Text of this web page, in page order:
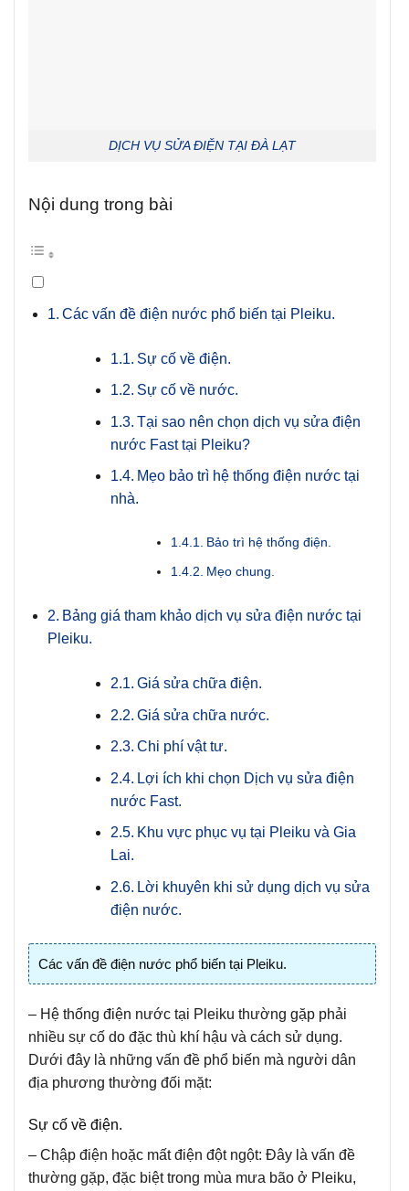
DỊCH VỤ SỬA ĐIỆN TẠI ĐÀ LẠT
Nội dung trong bài
Các vấn đề điện nước phổ biến tại Pleiku.
Sự cố về điện.
Sự cố về nước.
Tại sao nên chọn dịch vụ sửa điện
nước Fast tại Pleiku?
Mẹo bảo trì hệ thống điện nước tại
nhà.
Bảo trì hệ thống điện.
Mẹo chung.
Bảng giá tham khảo dịch vụ sửa điện nước tại
Pleiku.
Giá sửa chữa điện.
Giá sửa chữa nước.
Chi phí vật tư.
Lợi ích khi chọn Dịch vụ sửa điện
nước Fast.
Khu vực phục vụ tại Pleiku và Gia
Lai.
Lời khuyên khi sử dụng dịch vụ sửa
điện nước.
Các vấn đề điện nước phổ biến tại Pleiku.
– Hệ thống điện nước tại Pleiku thường gặp phải
nhiều sự cố do đặc thù khí hậu và cách sử dụng.
Dưới đây là những vấn đề phổ biến mà người dân
địa phương thường đối mặt:
Sự cố về điện.
– Chập điện hoặc mất điện đột ngột: Đây là vấn đề
thường gặp, đặc biệt trong mùa mưa bão ở Pleiku,